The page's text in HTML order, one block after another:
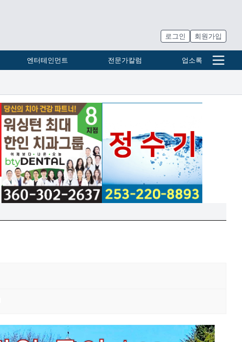
로그인 회원가입
엔터테인먼트 전문가칼럼 업소록